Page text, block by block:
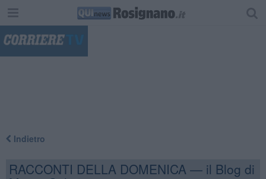
Indietro
RACCONTI DELLA DOMENICA — il Blog di